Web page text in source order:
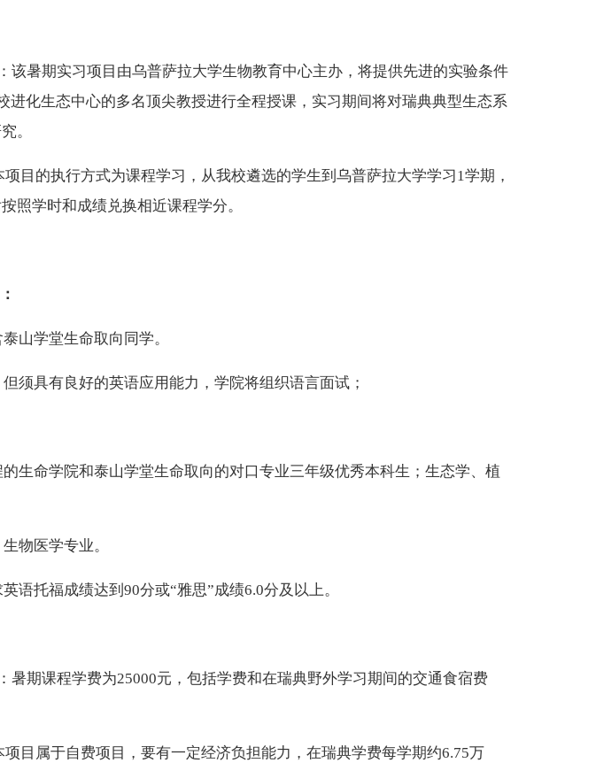
该暑期实习项目由乌普萨拉大学生物教育中心主办，将提供先进的实验条件
进化生态中心的多名顶尖教授进行全程授课，实习期间将对瑞典典型生态系
。
目的执行方式为课程学习，从我校遴选的学生到乌普萨拉大学学习1学期，
照学时和成绩兑换相近课程学分。
山学堂生命取向同学。
须具有良好的英语应用能力，学院将组织语言面试；
的生命学院和泰山学堂生命取向的对口专业三年级优秀本科生；生态学、植
物医学专业。
语托福成绩达到90分或“雅思”成绩6.0分及以上。
暑期课程学费为25000元，包括学费和在瑞典野外学习期间的交通食宿费
目属于自费项目，要有一定经济负担能力，在瑞典学费每学期约6.75万